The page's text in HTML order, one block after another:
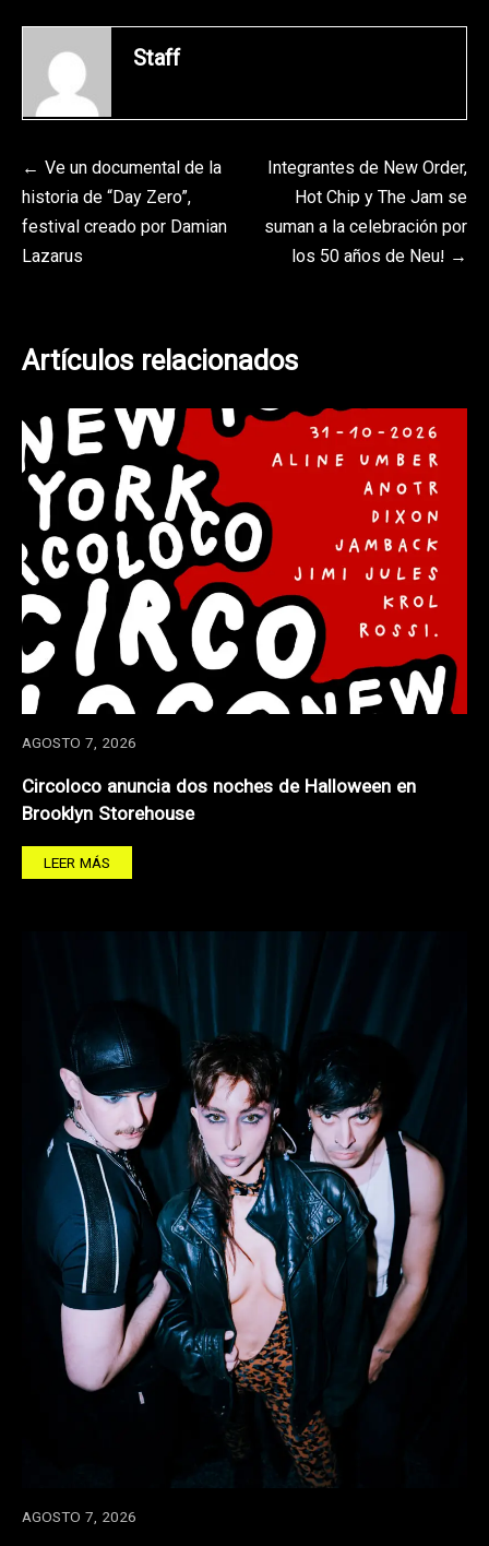
Staff
Navegación
de
entradas
Ve un documental de la
historia de “Day Zero”,
festival creado por Damian
Lazarus
Integrantes de New Order,
Hot Chip y The Jam se
suman a la celebración por
los 50 años de Neu!
Artículos relacionados
AGOSTO 7, 2026
Circoloco anuncia dos noches de Halloween en
Brooklyn Storehouse
LEER MÁS
AGOSTO 7, 2026